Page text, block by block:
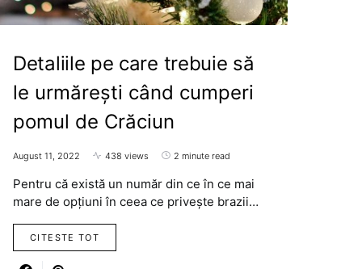
Detaliile pe care trebuie să
le urmărești când cumperi
pomul de Crăciun
August 11, 2022 438 views 2 minute read
Pentru că există un număr din ce în ce mai
mare de opțiuni în ceea ce privește brazii…
CITESTE TOT